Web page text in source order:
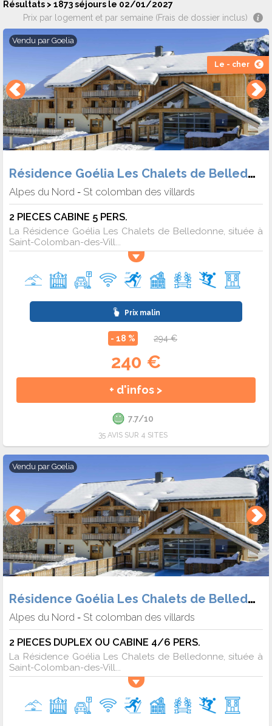
Résultats > 1873 séjours le 02/01/2027
Prix par logement et par semaine (Frais de dossier inclus)
Le - cher
Vendu par Goelia
Résidence Goélia Les Chalets de Belledonne
Alpes du Nord - St colomban des villards
2 PIECES CABINE 5 PERS.
La Résidence Goélia Les Chalets de Belledonne, située à
Saint-Colomban-des-Vill...
Prix malin
- 18 % 294 €
240 €
+ d'infos >
7.7/10
35 AVIS SUR 4 SITES
Vendu par Goelia
Résidence Goélia Les Chalets de Belledonne
Alpes du Nord - St colomban des villards
2 PIECES DUPLEX OU CABINE 4/6 PERS.
La Résidence Goélia Les Chalets de Belledonne, située à
Saint-Colomban-des-Vill...